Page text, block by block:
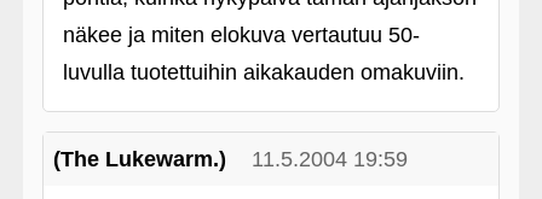
näkee ja miten elokuva vertautuu 50-
luvulla tuotettuihin aikakauden omakuviin.
(The Lukewarm.) 11.5.2004 19:59